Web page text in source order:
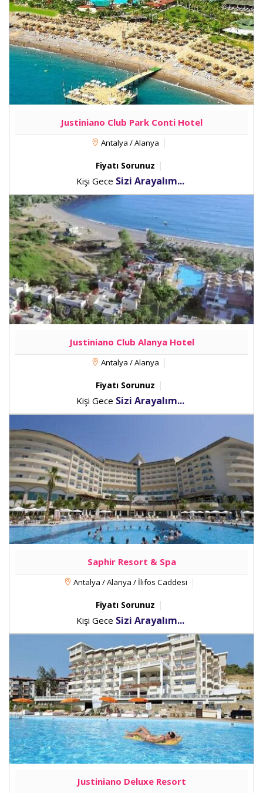
Justiniano Club Park Conti Hotel
Antalya / Alanya
Fiyatı Sorunuz
Kişi Gece Sizi Arayalım...
Justiniano Club Alanya Hotel
Antalya / Alanya
Fiyatı Sorunuz
Kişi Gece Sizi Arayalım...
Saphir Resort & Spa
Antalya / Alanya / İlifos Caddesi
Fiyatı Sorunuz
Kişi Gece Sizi Arayalım...
Justiniano Deluxe Resort